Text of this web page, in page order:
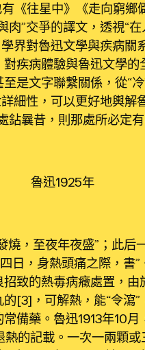
《往星中》《走向窮鄉
”交爭的譯文，透視“在
界對魯迅文學與疾病關
疾病體驗與魯迅文學
是文字聯繫關係，從“冷
細性，可以更好地輿解
鉆曩昔，則那處所必定
魯迅1925年
燒，至夜年夜盛”；此后
日，身熱頭痛之際，書
致的熱毒病癥處置，由
[3]，可解熱，能“令瀉
備藥。魯迅1913年10月
熱的記載。一次一兩顆